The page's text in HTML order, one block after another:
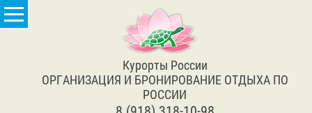
Курорты России
ОРГАНИЗАЦИЯ И БРОНИРОВАНИЕ ОТДЫХА ПО
РОССИИ